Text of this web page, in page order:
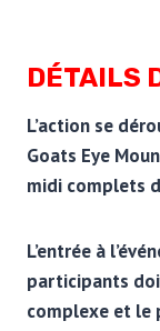
DÉTAILS
L’action se
Goats Eye
midi complets
L’entrée à
participants
complexe et le